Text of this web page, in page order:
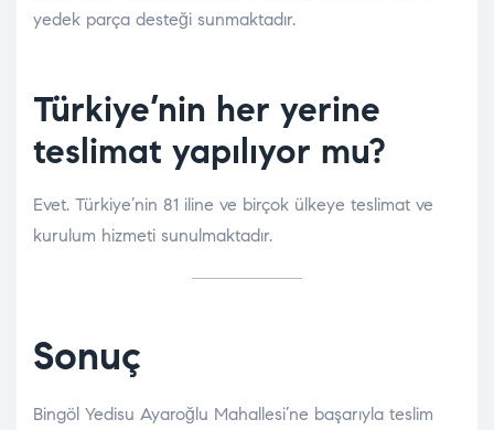
yedek parça desteği sunmaktadır.
Türkiye’nin her yerine
teslimat yapılıyor mu?
Evet. Türkiye’nin 81 iline ve birçok ülkeye teslimat ve
kurulum hizmeti sunulmaktadır.
Sonuç
Bingöl Yedisu Ayaroğlu Mahallesi’ne başarıyla teslim